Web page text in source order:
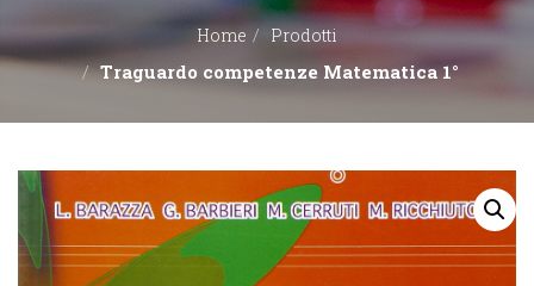
EDITORI
CONTATTACI
LIBRERIE
Home Prodotti
Traguardo competenze Matematica 1°